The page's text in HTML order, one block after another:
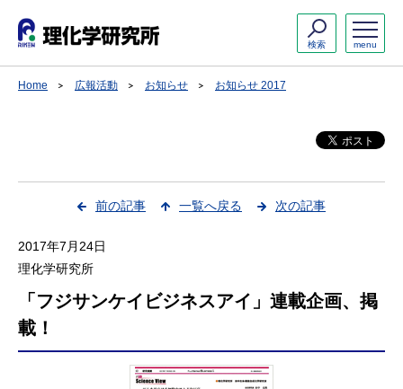
menu
検索
Home 広報活動 お知らせ お知らせ 2017
前の記事 一覧へ戻る 次の記事
2017年7月24日
理化学研究所
「フジサンケイビジネスアイ」連載企画、掲
載！